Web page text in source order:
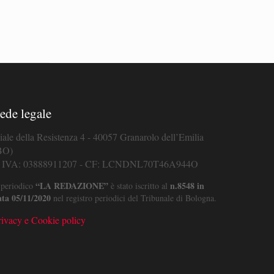
legale
della Resistenza 4 - 40057 Granarolo dell’Emilia
IVA: 03888911207 - CF: LCNDNL70T46A944O
“LA REDAZIONE”è stato iscritto al n.8548 in
05/11/2020nel registro periodici del Tribunale di Bologna.
e Cookie policy